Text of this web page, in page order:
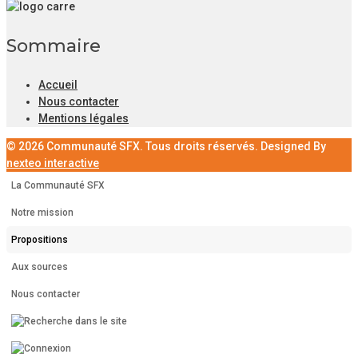
Sommaire
Accueil
Nous contacter
Mentions légales
© 2026 Communauté SFX. Tous droits réservés. Designed By
nexteo interactive
La Communauté SFX
Notre mission
Propositions
Aux sources
Nous contacter